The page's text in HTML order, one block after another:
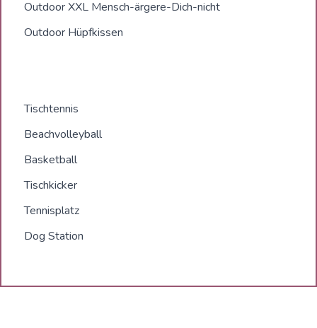
Outdoor XXL Mensch-ärgere-Dich-nicht
Outdoor Hüpfkissen
Tischtennis
Beachvolleyball
Basketball
Tischkicker
Tennisplatz
Dog Station